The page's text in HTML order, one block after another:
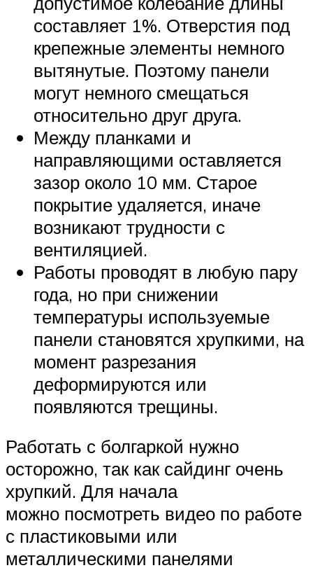
составляет 1%. Отверстия под
крепежные элементы немного
вытянутые. Поэтому панели
могут немного смещаться
относительно друг друга.
Между планками и
направляющими оставляется
зазор около 10 мм. Старое
покрытие удаляется, иначе
возникают трудности с
вентиляцией.
Работы проводят в любую пару
года, но при снижении
температуры используемые
панели становятся хрупкими, на
момент разрезания
деформируются или
появляются трещины.
Работать с болгаркой нужно
осторожно, так как сайдинг очень
хрупкий. Для начала
можно посмотреть видео по работе
с пластиковыми или
металлическими панелями